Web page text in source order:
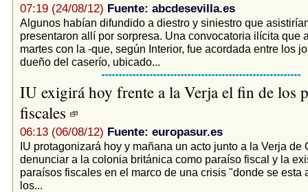
07:19 (24/08/12) Fuente: abcdesevilla.es
Algunos habían difundido a diestro y siniestro que
presentaron allí por sorpresa. Una convocatoria ilícita que
martes con la -que, según Interior, fue acordada entre los
dueño del caserío, ubicado...
IU exigirá hoy frente a la Verja el fin de los
fiscales
06:13 (06/08/12) Fuente: europasur.es
IU protagonizará hoy y mañana un acto junto a la Verja de
denunciar a la colonia británica como paraíso fiscal y la
paraísos fiscales en el marco de una crisis "donde se esta
los...